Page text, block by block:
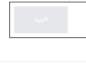
تایید